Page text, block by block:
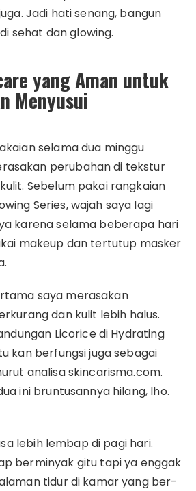
Jadi hati senang, bangun
sehat dan glowing.
yang Aman untuk
Menyusui
selama dua minggu
perubahan di tekstur
Sebelum pakai rangkaian
Series, wajah saya lagi
karena selama beberapa hari
makeup dan tertutup masker
saya merasakan
dan kulit lebih halus.
Licorice di Hydrating
kan berfungsi juga sebagai
analisa skincarisma.com.
ini bruntusannya hilang, lho.
lebih lembap di pagi hari.
berminyak gitu tapi ya enggak
tidur di kamar yang ber-